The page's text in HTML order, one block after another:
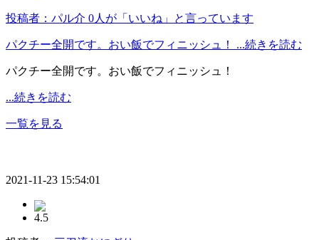
投稿者：パル介 0人が「いいね」と言っています
パクチー全開です。おい飯でフィニッシュ！ ...続きを読む
パクチー全開です。おい飯でフィニッシュ！
...続きを読む
一覧を見る
2021-11-23 15:54:01
4.5